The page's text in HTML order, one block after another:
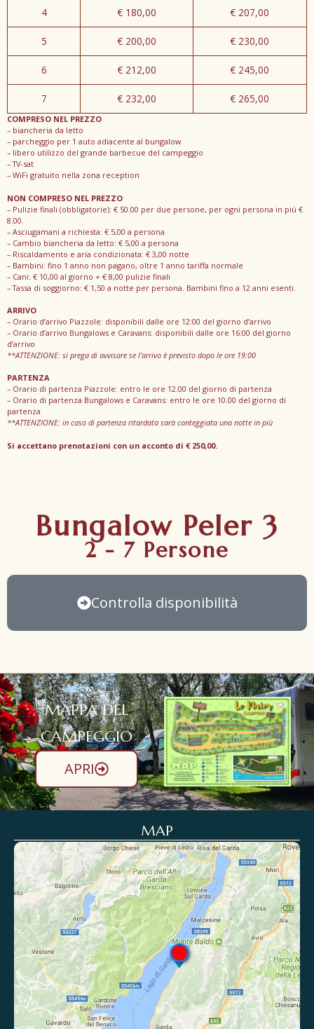
4 € 180,00 € 207,00
5 € 200,00 € 230,00
6 € 212,00 € 245,00
7 € 232,00 € 265,00
COMPRESO NEL PREZZO
– biancheria da letto
– parcheggio per 1 auto adiacente al bungalow
– libero utilizzo del grande barbecue del campeggio
– TV-sat
– WiFi gratuito nella zona reception
NON COMPRESO NEL PREZZO
– Pulizie finali (obbligatorie): € 50.00 per due persone, per ogni persona in più €
8.00.
– Asciugamani a richiesta: € 5,00 a persona
– Cambio biancheria da letto: € 5,00 a persona
– Riscaldamento e aria condizionata: € 3,00 notte
– Bambini: fino 1 anno non pagano, oltre 1 anno tariffa normale
– Cani: € 10,00 al giorno + € 8,00 pulizie finali
– Tassa di soggiorno: € 1,50 a notte per persona. Bambini fino a 12 anni esenti.
ARRIVO
– Orario d’arrivo Piazzole: disponibili dalle ore 12:00 del giorno d’arrivo
– Orario d’arrivo Bungalows e Caravans: disponibili dalle ore 16:00 del giorno
d’arrivo
**ATTENZIONE: si prega di avvisare se l’arrivo è previsto dopo le ore 19:00
PARTENZA
– Orario di partenza Piazzole: entro le ore 12.00 del giorno di partenza
– Orario di partenza Bungalows e Caravans: entro le ore 10.00 del giorno di
partenza
**ATTENZIONE: in caso di partenza ritardata sarà conteggiata una notte in più
Si accettano prenotazioni con un acconto di € 250,00.
Bungalow Peler 3
2 - 7 Persone
Controlla disponibilità
MAPPA DEL
CAMPEGGIO
APRI
MAP